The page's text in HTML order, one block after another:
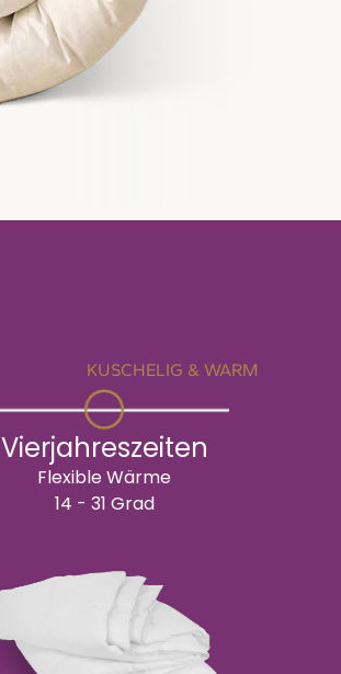
KUSCHELIG & WARM
Vierjahreszeiten
Flexible Wärme
14 - 31 Grad